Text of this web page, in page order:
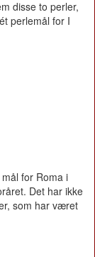
disse to perler,
perlemål for I
for Roma i
Det har ikke
som har været